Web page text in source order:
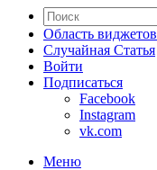
Область виджетов
Случайная Статья
Войти
Подписаться
Facebook
Instagram
vk.com
Меню